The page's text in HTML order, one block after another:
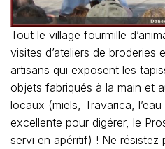
Tout le village fourmille
visites d’ateliers de broderies
artisans qui exposent les
objets fabriqués à la main et
locaux (miels, Travarica,
excellente pour digérer, le
servi en apéritif) ! Ne résistez